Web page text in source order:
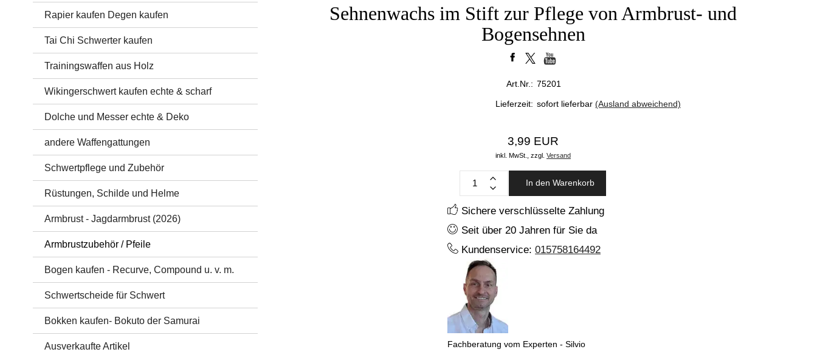
Rapier kaufen Degen kaufen
Tai Chi Schwerter kaufen
Trainingswaffen aus Holz
Wikingerschwert kaufen echte & scharf
Dolche und Messer echte & Deko
andere Waffengattungen
Schwertpflege und Zubehör
Rüstungen, Schilde und Helme
Armbrust - Jagdarmbrust (2026)
Armbrustzubehör / Pfeile
Bogen kaufen - Recurve, Compound u. v. m.
Schwertscheide für Schwert
Bokken kaufen- Bokuto der Samurai
Ausverkaufte Artikel
Sehnenwachs im Stift zur Pflege von Armbrust- und
Bogensehnen
Art.Nr.: 75201
Lieferzeit: sofort lieferbar (Ausland abweichend)
3,99 EUR
inkl. MwSt., zzgl. Versand
In den Warenkorb
Sichere verschlüsselte Zahlung
Seit über 20 Jahren für Sie da
Kundenservice: 015758164492
Fachberatung vom Experten - Silvio